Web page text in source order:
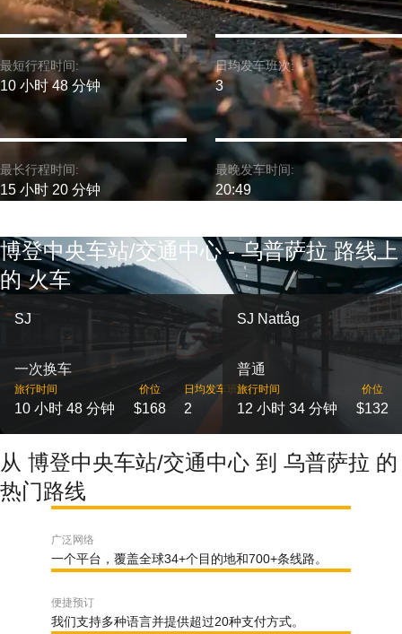
最短行程时间:
10 小时 48 分钟
最长行程时间:
15 小时 20 分钟
日均发车班次:
3
最晚发车时间:
20:49
博登中央车站/交通中心 - 乌普萨拉 路线上
的 火车
SJ
一次换车
旅行时间
10 小时 48 分钟
价位
$168
日均发车班次
2
SJ Nattåg
普通
旅行时间
12 小时 34 分钟
价位
$132
从 博登中央车站/交通中心 到 乌普萨拉 的
热门路线
广泛网络
一个平台，覆盖全球34+个目的地和700+条线路。
便捷预订
我们支持多种语言并提供超过20种支付方式。